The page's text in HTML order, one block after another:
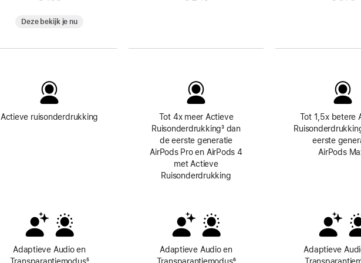
Deze bekijk je nu
Actieve ruisonderdrukking
Adaptieve Audio en
Tot 4x meer Actieve
RuisonderdrukkingVoetnoot
³ dan
de eerste generatie
AirPods Pro en AirPods 4
met Actieve
Ruisonderdrukking
Adaptieve Audio en
Tot 1,5x betere
eerste
AirPods
Adaptieve